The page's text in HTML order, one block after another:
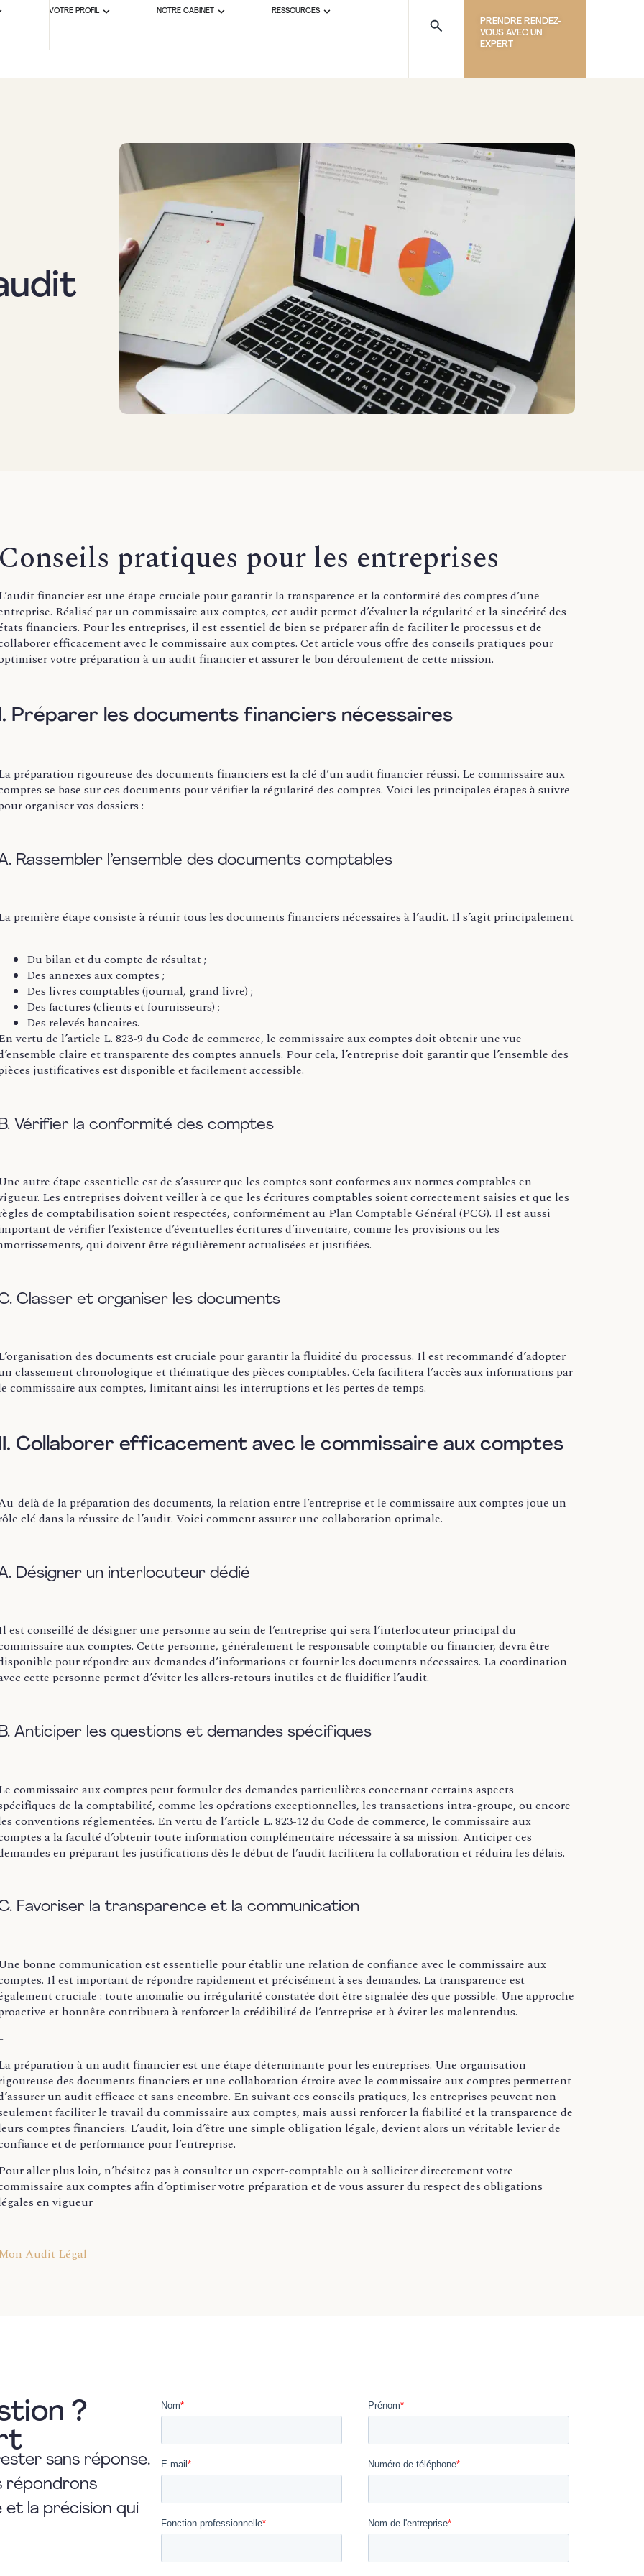
VOTRE PROFIL NOTRE CABINET RESSOURCES
PRENDRE RENDEZ-
VOUS AVEC UN
EXPERT
Conseils pratiques pour les entreprises
financier est une étape cruciale pour garantir la transparence et la conformité des comptes d’une
Réalisé par un commissaire aux comptes, cet audit permet d’évaluer la régularité et la sincérité des
financiers. Pour les entreprises, il est essentiel de bien se préparer afin de faciliter le processus et de
efficacement avec le commissaire aux comptes. Cet article vous offre des conseils pratiques pour
votre préparation à un audit financier et assurer le bon déroulement de cette mission.
Préparer les documents financiers nécessaires
préparation rigoureuse des documents financiers est la clé d’un audit financier réussi. Le commissaire aux
se base sur ces documents pour vérifier la régularité des comptes. Voici les principales étapes à suivre
organiser vos dossiers :
Rassembler l’ensemble des documents comptables
première étape consiste à réunir tous les documents financiers nécessaires à l’audit. Il s’agit principalement
Du bilan et du compte de résultat ;
Des annexes aux comptes ;
Des livres comptables (journal, grand livre) ;
Des factures (clients et fournisseurs) ;
Des relevés bancaires.
vertu de l’article L. 823-9 du Code de commerce, le commissaire aux comptes doit obtenir une vue
claire et transparente des comptes annuels. Pour cela, l’entreprise doit garantir que l’ensemble des
justificatives est disponible et facilement accessible.
B. Vérifier la conformité des comptes
autre étape essentielle est de s’assurer que les comptes sont conformes aux normes comptables en
Les entreprises doivent veiller à ce que les écritures comptables soient correctement saisies et que les
de comptabilisation soient respectées, conformément au Plan Comptable Général (PCG). Il est aussi
de vérifier l’existence d’éventuelles écritures d’inventaire, comme les provisions ou les
qui doivent être régulièrement actualisées et justifiées.
Classer et organiser les documents
des documents est cruciale pour garantir la fluidité du processus. Il est recommandé d’adopter
classement chronologique et thématique des pièces comptables. Cela facilitera l’accès aux informations par
commissaire aux comptes, limitant ainsi les interruptions et les pertes de temps.
Collaborer efficacement avec le commissaire aux comptes
delà de la préparation des documents, la relation entre l’entreprise et le commissaire aux comptes joue un
clé dans la réussite de l’audit. Voici comment assurer une collaboration optimale.
Désigner un interlocuteur dédié
est conseillé de désigner une personne au sein de l’entreprise qui sera l’interlocuteur principal du
aux comptes. Cette personne, généralement le responsable comptable ou financier, devra être
pour répondre aux demandes d’informations et fournir les documents nécessaires. La coordination
cette personne permet d’éviter les allers-retours inutiles et de fluidifier l’audit.
Anticiper les questions et demandes spécifiques
commissaire aux comptes peut formuler des demandes particulières concernant certains aspects
de la comptabilité, comme les opérations exceptionnelles, les transactions intra-groupe, ou encore
conventions réglementées. En vertu de l’article L. 823-12 du Code de commerce, le commissaire aux
a la faculté d’obtenir toute information complémentaire nécessaire à sa mission. Anticiper ces
en préparant les justifications dès le début de l’audit facilitera la collaboration et réduira les délais.
Favoriser la transparence et la communication
bonne communication est essentielle pour établir une relation de confiance avec le commissaire aux
Il est important de répondre rapidement et précisément à ses demandes. La transparence est
cruciale : toute anomalie ou irrégularité constatée doit être signalée dès que possible. Une approche
et honnête contribuera à renforcer la crédibilité de l’entreprise et à éviter les malentendus.
préparation à un audit financier est une étape déterminante pour les entreprises. Une organisation
des documents financiers et une collaboration étroite avec le commissaire aux comptes permettent
un audit efficace et sans encombre. En suivant ces conseils pratiques, les entreprises peuvent non
faciliter le travail du commissaire aux comptes, mais aussi renforcer la fiabilité et la transparence de
comptes financiers. L’audit, loin d’être une simple obligation légale, devient alors un véritable levier de
et de performance pour l’entreprise.
aller plus loin, n’hésitez pas à consulter un expert-comptable ou à solliciter directement votre
aux comptes afin d’optimiser votre préparation et de vous assurer du respect des obligations
en vigueur
Audit Légal
?
sans réponse.
répondrons
la précision qui